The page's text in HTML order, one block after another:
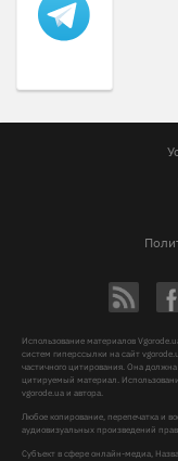
Использование материалов
систем гиперссылки на сайт
частичного цитирования. Она
цитируемый материал.
vgorode.ua и автора.
Любое копирование, перепечатка и
аудиовизуальных произведений
Субъект в сфере онлайн-медиа,